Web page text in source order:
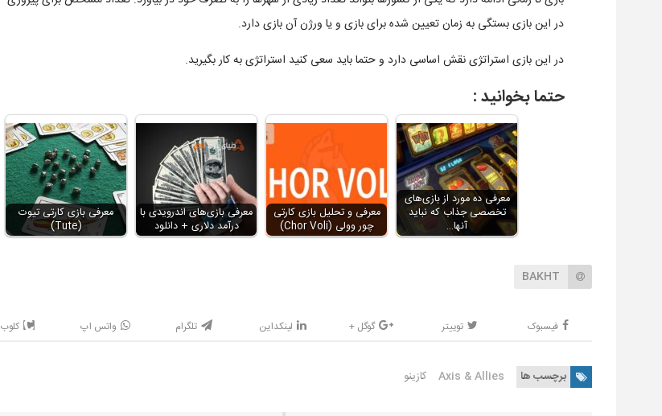
در این بازی بستگی به زمان تعیین شده برای بازی و یا ورژن آن بازی دارد.
در این بازی استراتژی نقش اساسی دارد و حتما باید سعی کنید استراتژی به کار بگیرید.
حتما بخوانید :
معرفی بازی کارتی تیوت
(Tute)
معرفی بازی‌های اندرویدی با
درآمد دلاری + دانلود
معرفی و تحلیل بازی کارتی
چور وولی (Chor Voli)
معرفی ده مورد از بازی‌های
تخصصی جذاب که نباید
آنها…
BAKHT
فیسبوک توییتر گوگل + لینکداین تلگرام واتس اپ کلوب
برچسب ها Axis & Allies کازینو